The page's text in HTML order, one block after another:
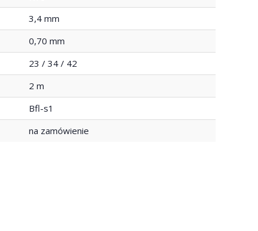
3,4 mm
0,70 mm
23 / 34 / 42
2 m
Bfl-s1
na zamówienie